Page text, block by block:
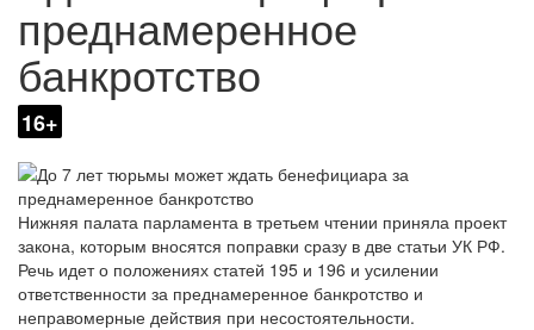
преднамеренное
банкротство
16+
Нижняя палата парламента в третьем чтении приняла проект
закона, которым вносятся поправки сразу в две статьи УК РФ.
Речь идет о положениях статей 195 и 196 и усилении
ответственности за преднамеренное банкротство и
неправомерные действия при несостоятельности.